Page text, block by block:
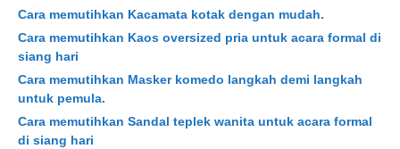
Cara memutihkan Kacamata kotak dengan mudah.
Cara memutihkan Kaos oversized pria untuk acara formal di
siang hari
Cara memutihkan Masker komedo langkah demi langkah
untuk pemula.
Cara memutihkan Sandal teplek wanita untuk acara formal
di siang hari